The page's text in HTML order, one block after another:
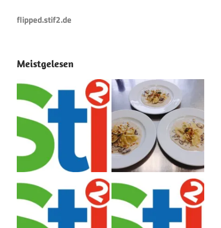
flipped.stif2.de
Meistgelesen